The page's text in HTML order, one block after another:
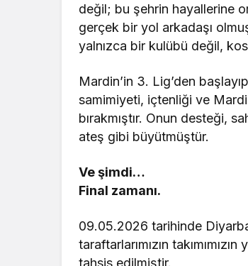
değil; bu şehrin hayallerine
gerçek bir yol arkadaşı
yalnızca bir kulübü değil,
Mardin’in 3. Lig’den
samimiyeti, içtenliği ve
bırakmıştır. Onun desteği,
ateş gibi büyütmüştür.
Ve şimdi…
Final zamanı.
09.05.2026 tarihinde
taraftarlarımızın
tahsis edilmiştir.